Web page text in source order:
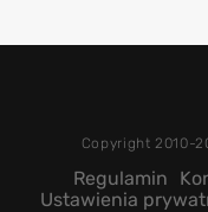
Copyright 2010-
Regulamin
Ustawienia